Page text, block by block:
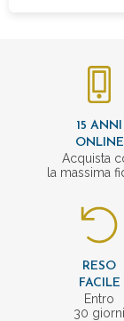
15 ANNI
ONLINE
Acquista
la massima
RESO
FACILE
Entro
30 giorni